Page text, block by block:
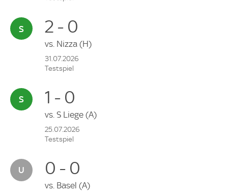
2 - 0
vs. Nizza (H)
31.07.2026
Testspiel
1 - 0
vs. S Liege (A)
25.07.2026
Testspiel
0 - 0
vs. Basel (A)